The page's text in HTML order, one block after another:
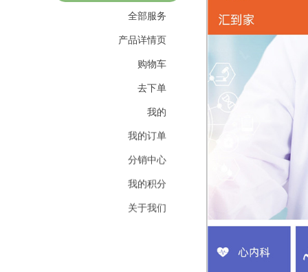
全部服务
产品详情页
购物车
去下单
我的
我的订单
分销中心
我的积分
关于我们